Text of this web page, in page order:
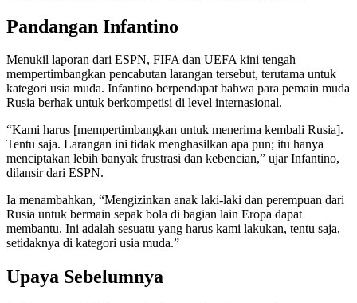
Pandangan Infantino
Menukil laporan dari ESPN, FIFA dan UEFA kini tengah
mempertimbangkan pencabutan larangan tersebut, terutama untuk
kategori usia muda. Infantino berpendapat bahwa para pemain muda
Rusia berhak untuk berkompetisi di level internasional.
“Kami harus [mempertimbangkan untuk menerima kembali Rusia].
Tentu saja. Larangan ini tidak menghasilkan apa pun; itu hanya
menciptakan lebih banyak frustrasi dan kebencian,” ujar Infantino,
dilansir dari ESPN.
Ia menambahkan, “Mengizinkan anak laki-laki dan perempuan dari
Rusia untuk bermain sepak bola di bagian lain Eropa dapat
membantu. Ini adalah sesuatu yang harus kami lakukan, tentu saja,
setidaknya di kategori usia muda.”
Upaya Sebelumnya